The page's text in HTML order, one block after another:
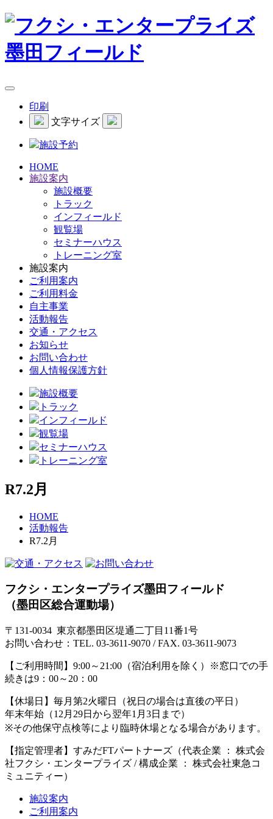
印刷
文字サイズ
施設予約
HOME
施設案内
施設概要
トラック
インフィールド
観覧場
セミナーハウス
トレーニング室
施設案内
ご利用案内
ご利用料金
自主事業
活動報告
交通・アクセス
お知らせ
お問い合わせ
個人情報保護方針
施設概要
トラック
インフィールド
観覧場
セミナーハウス
トレーニング室
R7.2月
HOME
活動報告
R7.2月
フクシ・エンタープライズ墨田フィールド
（墨田区総合運動場）
〒131-0034 東京都墨田区堤通二丁目11番1号
お問い合わせ：TEL. 03-3611-9070 / FAX. 03-3611-9073
【ご利用時間】 9:00～21:00（宿泊利用を除く）※窓口での手
続きは9：00～20：00
【休場日】 毎月第2火曜日（祝日の場合は直後の平日）
年末年始（12月29日から翌年1月3日まで）
※その他保守点検等により臨時休場となる場合があります。
【指定管理者】 すみだFTパートナーズ（代表企業 ： 株式会
社フクシ・エンタープライズ / 構成企業 ： 株式会社東急コ
ミュニティー）
施設案内
ご利用案内